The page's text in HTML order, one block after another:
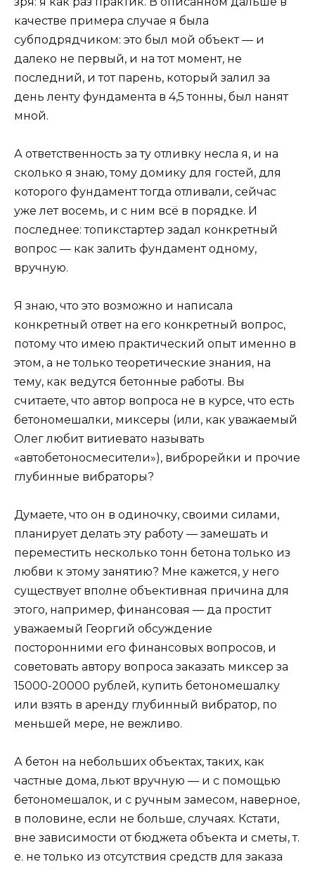
качестве примера случае я была
субподрядчиком: это был мой объект — и
далеко не первый, и на тот момент, не
последний, и тот парень, который залил за
день ленту фундамента в 4,5 тонны, был нанят
мной.
А ответственность за ту отливку несла я, и на
сколько я знаю, тому домику для гостей, для
которого фундамент тогда отливали, сейчас
уже лет восемь, и с ним всё в порядке. И
последнее: топикстартер задал конкретный
вопрос — как залить фундамент одному,
вручную.
Я знаю, что это возможно и написала
конкретный ответ на его конкретный вопрос,
потому что имею практический опыт именно в
этом, а не только теоретические знания, на
тему, как ведутся бетонные работы. Вы
считаете, что автор вопроса не в курсе, что есть
бетономешалки, миксеры (или, как уважаемый
Олег любит витиевато называть
«автобетоносмесители»), виброрейки и прочие
глубинные вибраторы?
Думаете, что он в одиночку, своими силами,
планирует делать эту работу — замешать и
переместить несколько тонн бетона только из
любви к этому занятию? Мне кажется, у него
существует вполне объективная причина для
этого, например, финансовая — да простит
уважаемый Георгий обсуждение
посторонними его финансовых вопросов, и
советовать автору вопроса заказать миксер за
15000-20000 рублей, купить бетономешалку
или взять в аренду глубинный вибратор, по
меньшей мере, не вежливо.
А бетон на небольших объектах, таких, как
частные дома, льют вручную — и с помощью
бетономешалок, и с ручным замесом, наверное,
в половине, если не больше, случаях. Кстати,
вне зависимости от бюджета объекта и сметы, т.
е. не только из отсутствия средств для заказа